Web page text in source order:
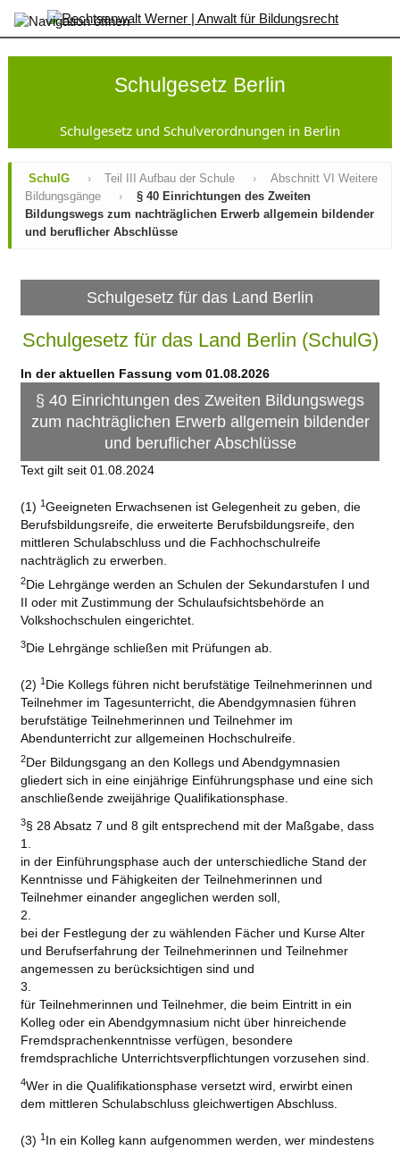
×
Startseite
Gesamtansicht
Sek
AufnahmeVO-
SopädVO
Kontakt
Schulgesetz Berlin
Schulgesetz und Schulverordnungen in Berlin
SchulG › Teil III Aufbau der Schule ›
Abschnitt VI Weitere
Bildungsgänge
›
§ 40 Einrichtungen des Zweiten
Bildungswegs zum nachträglichen Erwerb allgemein bildender
und beruflicher Abschlüsse
Schulgesetz für das Land Berlin
Schulgesetz für das Land Berlin (SchulG)
In der aktuellen Fassung vom 01.08.2026
§ 40 Einrichtungen des Zweiten Bildungswegs
zum nachträglichen Erwerb allgemein bildender
und beruflicher Abschlüsse
Text gilt seit 01.08.2024
(1) 1Geeigneten Erwachsenen ist Gelegenheit zu geben, die
Berufsbildungsreife, die erweiterte Berufsbildungsreife, den
mittleren Schulabschluss und die Fachhochschulreife
nachträglich zu erwerben.
2Die Lehrgänge werden an Schulen der Sekundarstufen I und
II oder mit Zustimmung der Schulaufsichtsbehörde an
Volkshochschulen eingerichtet.
3Die Lehrgänge schließen mit Prüfungen ab.
(2) 1Die Kollegs führen nicht berufstätige Teilnehmerinnen und
Teilnehmer im Tagesunterricht, die Abendgymnasien führen
berufstätige Teilnehmerinnen und Teilnehmer im
Abendunterricht zur allgemeinen Hochschulreife.
2Der Bildungsgang an den Kollegs und Abendgymnasien
gliedert sich in eine einjährige Einführungsphase und eine sich
anschließende zweijährige Qualifikationsphase.
3§ 28 Absatz 7 und 8 gilt entsprechend mit der Maßgabe, dass
1.
in der Einführungsphase auch der unterschiedliche Stand der
Kenntnisse und Fähigkeiten der Teilnehmerinnen und
Teilnehmer einander angeglichen werden soll,
2.
bei der Festlegung der zu wählenden Fächer und Kurse Alter
und Berufserfahrung der Teilnehmerinnen und Teilnehmer
angemessen zu berücksichtigen sind und
3.
für Teilnehmerinnen und Teilnehmer, die beim Eintritt in ein
Kolleg oder ein Abendgymnasium nicht über hinreichende
Fremdsprachenkenntnisse verfügen, besondere
fremdsprachliche Unterrichtsverpflichtungen vorzusehen sind.
4Wer in die Qualifikationsphase versetzt wird, erwirbt einen
dem mittleren Schulabschluss gleichwertigen Abschluss.
(3) 1In ein Kolleg kann aufgenommen werden, wer mindestens